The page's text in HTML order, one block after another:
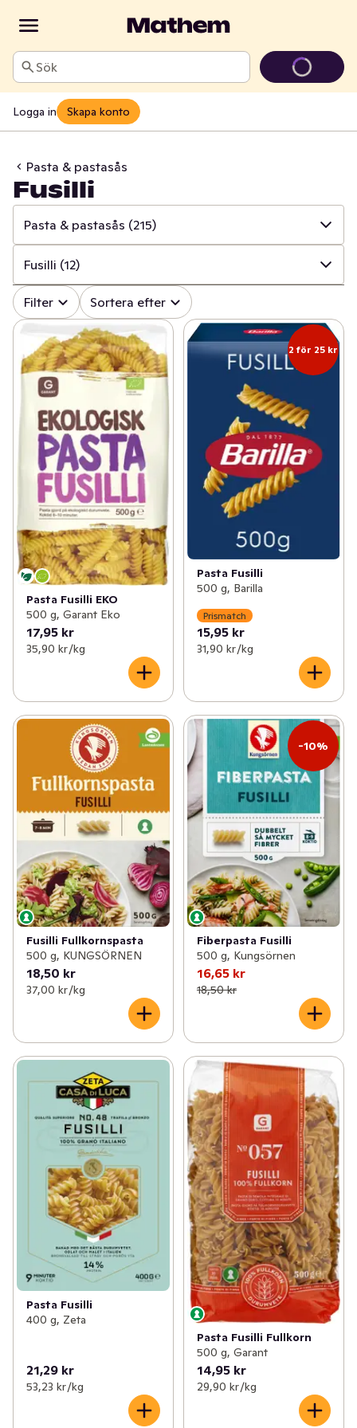
Sök
Logga in Skapa konto
Pasta & pastasås
Fusilli
Pasta & pastasås (215)
✓ Alla (1704)
✓ Baljväxter & konserver
Pasta & pastasås
✓ Mjöl & bakning (232)
Tex mex
Asien (223)
Sylt & socker (150)
Senap & ketchup (58)
✓ Majonnäs (31)
✓ Flingor, müsli & gröt (157)
✓ Olja & vinäger (95)
✓ Ris & gryn
✓ Nötter & torkad frukt (87)
Internationella köket (5)
Fusilli (12)
✓ Alla (215)
✓ Övriga pastasorter (56)
✓ Tortellini (6)
Bönpasta
Spaghetti & bandpasta
Fusilli (12)
Färsk pasta (22)
✓ Pastasås (33)
✓ Makaroner (11)
✓ Lasagneplattor
✓ Glutenfri pasta
Filter Sortera efter
Pasta Fusilli EKO
500 g, Garant Eko
17,95 kr
35,90 kr /kg
2 för 25 kr
Pasta Fusilli
500 g, Barilla
Prismatch
15,95 kr
31,90 kr /kg
Fusilli Fullkornspasta
500 g, KUNGSÖRNEN
18,50 kr
37,00 kr /kg
-10%
Fiberpasta Fusilli
500 g, Kungsörnen
16,65 kr
18,50 kr
Pasta Fusilli
400 g, Zeta
21,29 kr
53,23 kr /kg
Pasta Fusilli Fullkorn
500 g, Garant
14,95 kr
29,90 kr /kg